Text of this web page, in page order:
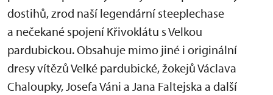
dostihů, zrod naší legendární steeplechase
a nečekané spojení Křivoklátu s Velkou
pardubickou. Obsahuje mimo jiné i originální
dresy vítězů Velké pardubické, žokejů Václava
Chaloupky, Josefa Váni a Jana Faltejska a další